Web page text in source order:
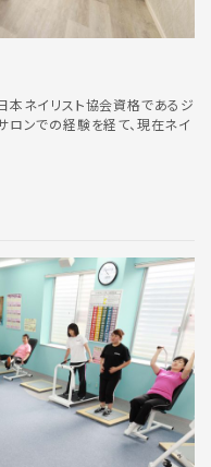
本ネイリスト協会資格であるジ
ンでの経験を経て、現在ネイ